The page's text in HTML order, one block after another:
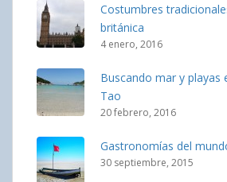
Costumbres
británica
4 enero, 2016
Buscando mar y playas
Tao
20 febrero, 2016
Gastronomías del
30 septiembre, 2015